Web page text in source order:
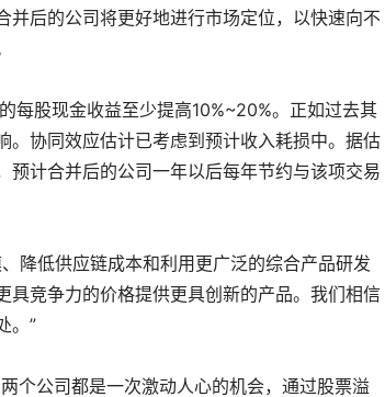
并后的公司将更好地进行市场定位，以快速向不
股现金收益至少提高10%~20%。正如过去其
协同效应估计已考虑到预计收入耗损中。据估
计合并后的公司一年以后每年节约与该项交易
降低供应链成本和利用更广泛的综合产品研发
具竞争力的价格提供更具创新的产品。我们相信
。”
个公司都是一次激动人心的机会，通过股票溢